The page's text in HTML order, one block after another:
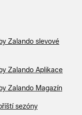
Zalando slevové
Zalando Aplikace
Zalando Magazín
sezóny